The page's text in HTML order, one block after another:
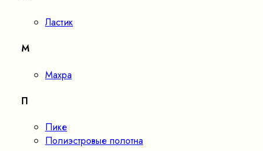
Ластик
М
Махра
П
Пике
Полиэстровые полотна